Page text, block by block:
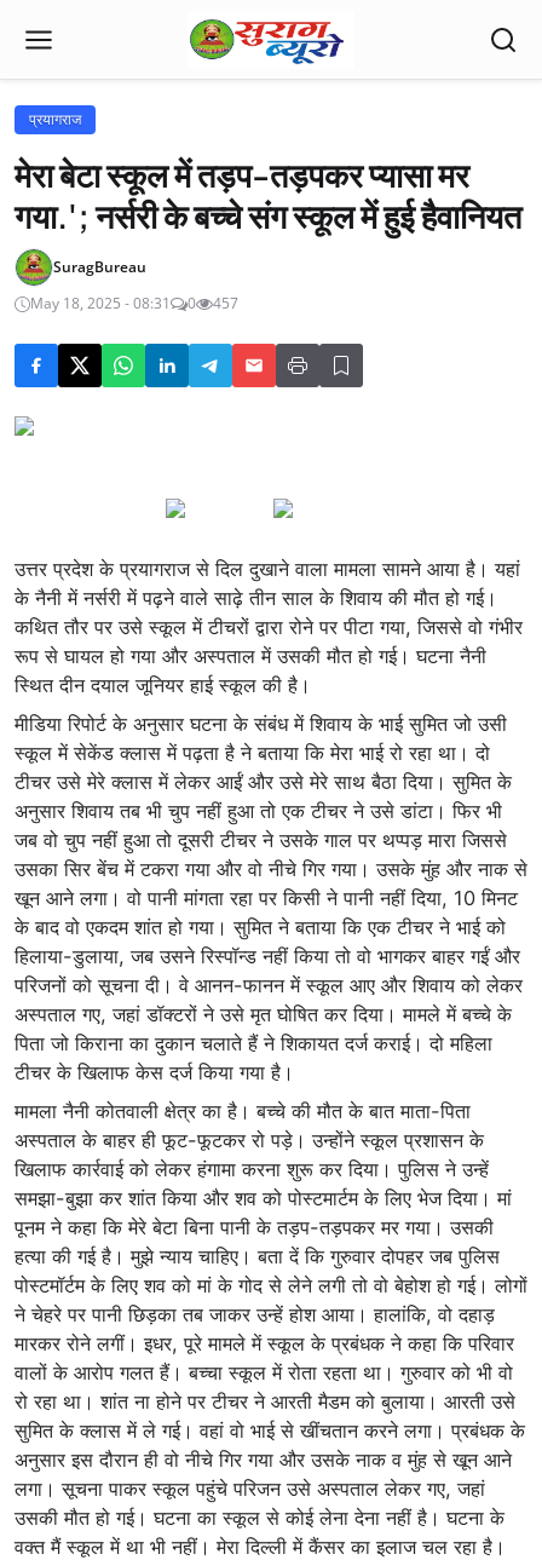
प्रयागराज
मेरा बेटा स्कूल में तड़प-तड़पकर प्यासा मर
गया.'; नर्सरी के बच्चे संग स्कूल में हुई हैवानियत
SuragBureau
May 18, 2025 - 08:31
0 457
उत्तर प्रदेश के प्रयागराज से दिल दुखाने वाला मामला सामने आया है। यहां
के नैनी में नर्सरी में पढ़ने वाले साढ़े तीन साल के शिवाय की मौत हो गई।
कथित तौर पर उसे स्कूल में टीचरों द्वारा रोने पर पीटा गया, जिससे वो गंभीर
रूप से घायल हो गया और अस्पताल में उसकी मौत हो गई। घटना नैनी
स्थित दीन दयाल जूनियर हाई स्कूल की है।
मीडिया रिपोर्ट के अनुसार घटना के संबंध में शिवाय के भाई सुमित जो उसी
स्कूल में सेकेंड क्लास में पढ़ता है ने बताया कि मेरा भाई रो रहा था। दो
टीचर उसे मेरे क्लास में लेकर आईं और उसे मेरे साथ बैठा दिया। सुमित के
अनुसार शिवाय तब भी चुप नहीं हुआ तो एक टीचर ने उसे डांटा। फिर भी
जब वो चुप नहीं हुआ तो दूसरी टीचर ने उसके गाल पर थप्पड़ मारा जिससे
उसका सिर बेंच में टकरा गया और वो नीचे गिर गया। उसके मुंह और नाक से
खून आने लगा। वो पानी मांगता रहा पर किसी ने पानी नहीं दिया, 10 मिनट
के बाद वो एकदम शांत हो गया। सुमित ने बताया कि एक टीचर ने भाई को
हिलाया-डुलाया, जब उसने रिस्पॉन्ड नहीं किया तो वो भागकर बाहर गईं और
परिजनों को सूचना दी। वे आनन-फानन में स्कूल आए और शिवाय को लेकर
अस्पताल गए, जहां डॉक्टरों ने उसे मृत घोषित कर दिया। मामले में बच्चे के
पिता जो किराना का दुकान चलाते हैं ने शिकायत दर्ज कराई। दो महिला
टीचर के खिलाफ केस दर्ज किया गया है।
मामला नैनी कोतवाली क्षेत्र का है। बच्चे की मौत के बात माता-पिता
अस्पताल के बाहर ही फूट-फूटकर रो पड़े। उन्होंने स्कूल प्रशासन के
खिलाफ कार्रवाई को लेकर हंगामा करना शुरू कर दिया। पुलिस ने उन्हें
समझा-बुझा कर शांत किया और शव को पोस्टमार्टम के लिए भेज दिया। मां
पूनम ने कहा कि मेरे बेटा बिना पानी के तड़प-तड़पकर मर गया। उसकी
हत्या की गई है। मुझे न्याय चाहिए। बता दें कि गुरुवार दोपहर जब पुलिस
पोस्टमॉर्टम के लिए शव को मां के गोद से लेने लगी तो वो बेहोश हो गई। लोगों
ने चेहरे पर पानी छिड़का तब जाकर उन्हें होश आया। हालांकि, वो दहाड़
मारकर रोने लगीं। इधर, पूरे मामले में स्कूल के प्रबंधक ने कहा कि परिवार
वालों के आरोप गलत हैं। बच्चा स्कूल में रोता रहता था। गुरुवार को भी वो
रो रहा था। शांत ना होने पर टीचर ने आरती मैडम को बुलाया। आरती उसे
सुमित के क्लास में ले गई। वहां वो भाई से खींचतान करने लगा। प्रबंधक के
अनुसार इस दौरान ही वो नीचे गिर गया और उसके नाक व मुंह से खून आने
लगा। सूचना पाकर स्कूल पहुंचे परिजन उसे अस्पताल लेकर गए, जहां
उसकी मौत हो गई। घटना का स्कूल से कोई लेना देना नहीं है। घटना के
वक्त मैं स्कूल में था भी नहीं। मेरा दिल्ली में कैंसर का इलाज चल रहा है।